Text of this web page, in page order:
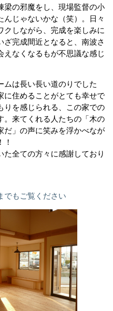
梁の邪魔をし、現場監督の小
んじゃないかな（笑）。日々
クしながら、完成を楽しみに
ざ完成間近となると、南波さ
えなくなるもが不思議な感じ
ムは長い長い道のりでした
に住めることがとても幸せで
りを感じられる、この家での
。来てくれる人たちの「木の
だ」の声に笑みを浮かべなが
全ての方々に感謝しており
でもご覧ください